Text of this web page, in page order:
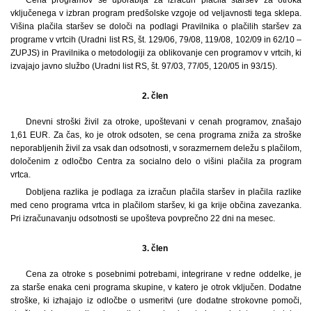
vključenega v izbran program predšolske vzgoje od veljavnosti tega sklepa.
Višina plačila staršev se določi na podlagi Pravilnika o plačilih staršev za
programe v vrtcih (Uradni list RS, št. 129/06, 79/08, 119/08, 102/09 in 62/10 –
ZUPJS) in Pravilnika o metodologiji za oblikovanje cen programov v vrtcih, ki
izvajajo javno službo (Uradni list RS, št. 97/03, 77/05, 120/05 in 93/15).
2. člen
Dnevni stroški živil za otroke, upoštevani v cenah programov, znašajo
1,61 EUR. Za čas, ko je otrok odsoten, se cena programa zniža za stroške
neporabljenih živil za vsak dan odsotnosti, v sorazmernem deležu s plačilom,
določenim z odločbo Centra za socialno delo o višini plačila za program
vrtca.
Dobljena razlika je podlaga za izračun plačila staršev in plačila razlike
med ceno programa vrtca in plačilom staršev, ki ga krije občina zavezanka.
Pri izračunavanju odsotnosti se upošteva povprečno 22 dni na mesec.
3. člen
Cena za otroke s posebnimi potrebami, integrirane v redne oddelke, je
za starše enaka ceni programa skupine, v katero je otrok vključen. Dodatne
stroške, ki izhajajo iz odločbe o usmeritvi (ure dodatne strokovne pomoči,